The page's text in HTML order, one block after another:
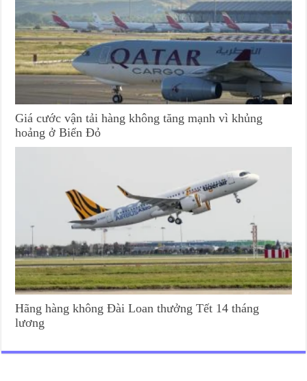
Giá cước vận tải hàng không tăng mạnh vì khủng
hoảng ở Biển Đỏ
Hãng hàng không Đài Loan thưởng Tết 14 tháng
lương